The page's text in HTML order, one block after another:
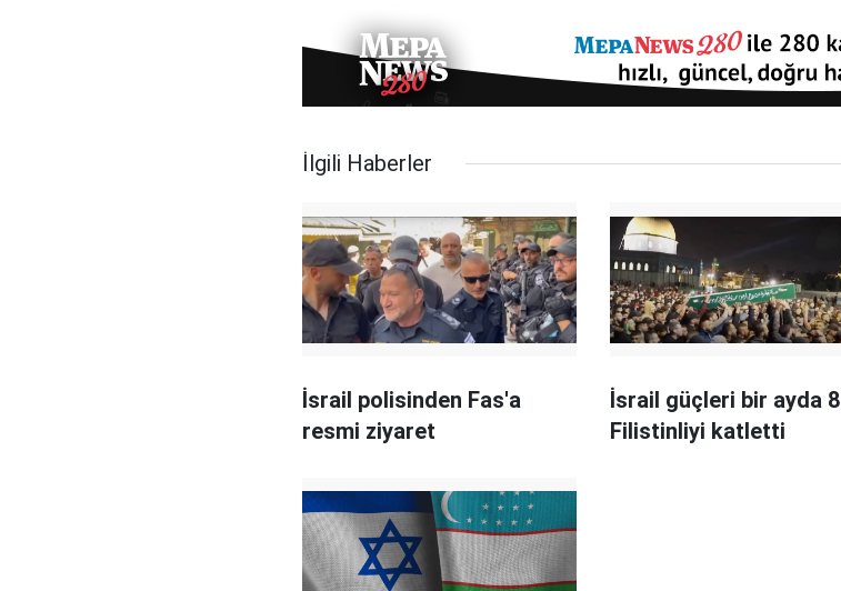
İlgili Haberler
İsrail polisinden Fas'a
resmi ziyaret
İsrail güçleri bir ayda 8
Filistinliyi katletti